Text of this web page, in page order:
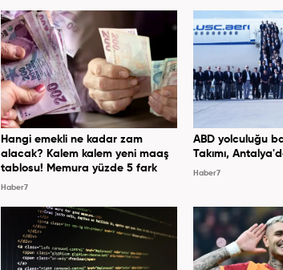
Hangi emekli ne kadar zam
alacak? Kalem kalem yeni maaş
tablosu! Memura yüzde 5 fark
Haber7
ABD yolculuğu
Takımı,
Haber7